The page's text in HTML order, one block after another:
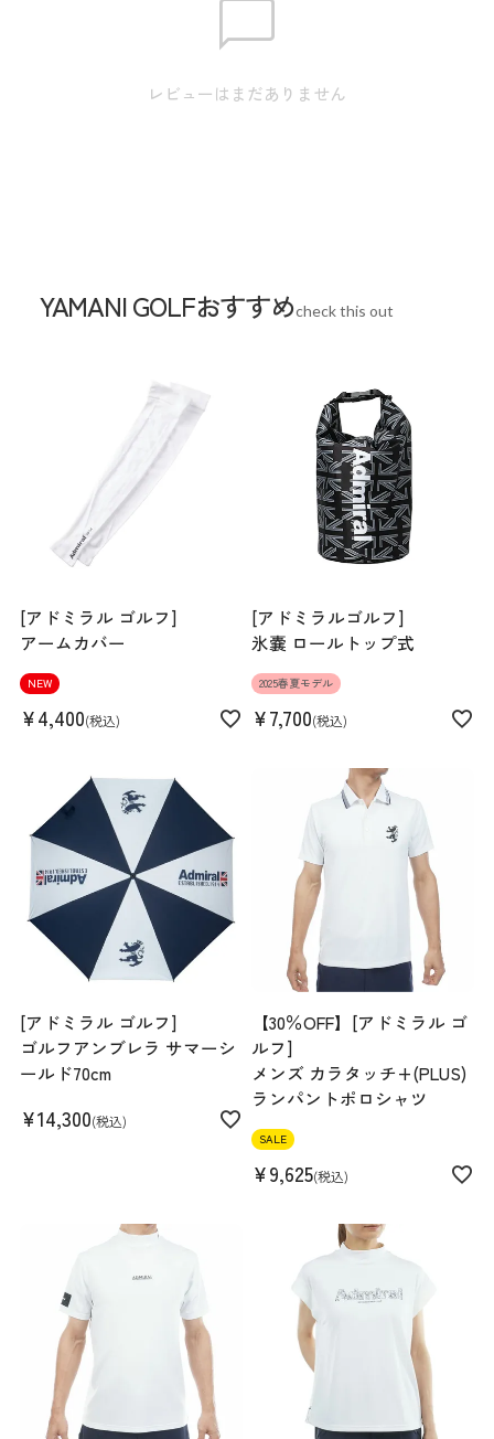
レビューはまだありません
YAMANI GOLFおすすめcheck this out
[アドミラル ゴルフ]
アームカバー
NEW
¥4,400 税込
[アドミラルゴルフ]
氷嚢 ロールトップ式
2025春夏モデル
¥7,700 税込
[アドミラル ゴルフ]
ゴルフアンブレラ サマーシ
ールド70cm
¥14,300 税込
【30％OFF】[アドミラル ゴ
ルフ]
メンズ カラタッチ+(PLUS)
ランパントポロシャツ
SALE
¥9,625 税込